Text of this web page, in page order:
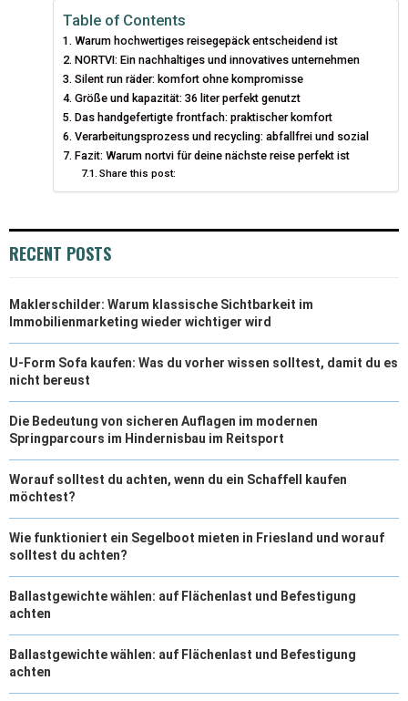
I
T
T
E
R
O
O
K
R
E
S
T
D
I
N
Table of Contents
Warum hochwertiges reisegepäck entscheidend ist
NORTVI: Ein nachhaltiges und innovatives unternehmen
Silent run räder: komfort ohne kompromisse
Größe und kapazität: 36 liter perfekt genutzt
Das handgefertigte frontfach: praktischer komfort
Verarbeitungsprozess und recycling: abfallfrei und sozial
Fazit: Warum nortvi für deine nächste reise perfekt ist
Share this post:
RECENT POSTS
Maklerschilder: Warum klassische Sichtbarkeit im
Immobilienmarketing wieder wichtiger wird
U-Form Sofa kaufen: Was du vorher wissen solltest, damit du es
nicht bereust
Die Bedeutung von sicheren Auflagen im modernen
Springparcours im Hindernisbau im Reitsport
Worauf solltest du achten, wenn du ein Schaffell kaufen
möchtest?
Wie funktioniert ein Segelboot mieten in Friesland und worauf
solltest du achten?
Ballastgewichte wählen: auf Flächenlast und Befestigung
achten
Ballastgewichte wählen: auf Flächenlast und Befestigung
achten